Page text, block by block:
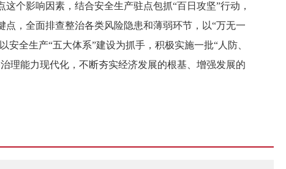
个影响因素，结合安全生产驻点包抓“百日攻坚”行动，
，全面排查整治各类风险隐患和薄弱环节，以“万无一
全生产“五大体系”建设为抓手，积极实施一批“人防、
理能力现代化，不断夯实经济发展的根基、增强发展的